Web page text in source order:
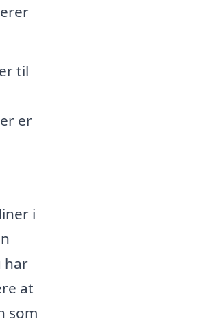
til
er
i
har
at
som